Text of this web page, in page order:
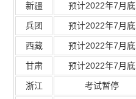
新疆 预计2022年7月底
兵团 预计2022年7月底
西藏 预计2022年7月底
甘肃 预计2022年7月底
浙江 考试暂停